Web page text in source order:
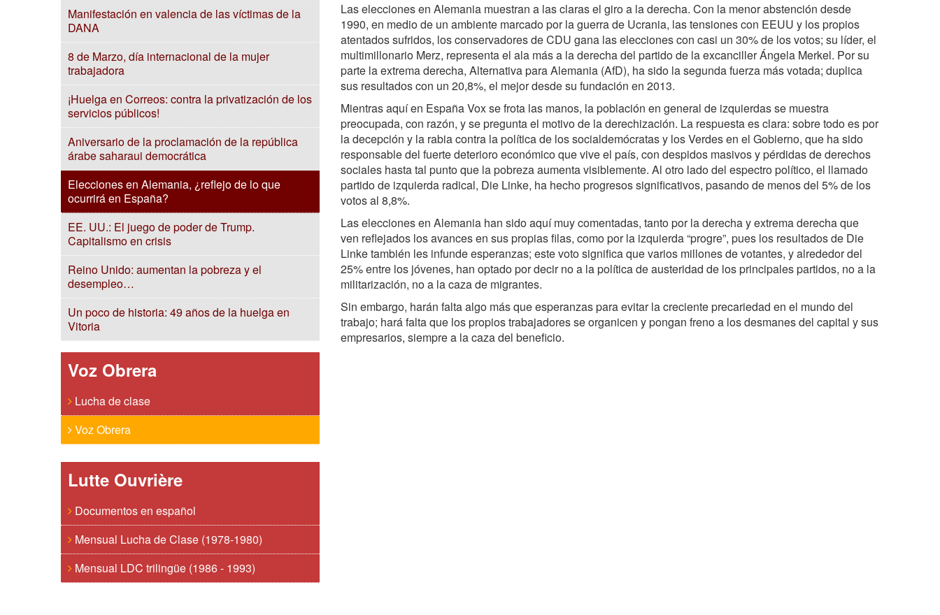
Manifestación en valencia de las víctimas de la
DANA
8 de Marzo, día internacional de la mujer
trabajadora
¡Huelga en Correos: contra la privatización de los
servicios públicos!
Aniversario de la proclamación de la república
árabe saharaui democrática
Elecciones en Alemania, ¿reflejo de lo que
ocurrirá en España?
EE. UU.: El juego de poder de Trump.
Capitalismo en crisis
Reino Unido: aumentan la pobreza y el
desempleo…
Un poco de historia: 49 años de la huelga en
Vitoria
Voz Obrera
Lucha de clase
Voz Obrera
Lutte Ouvrière
Documentos en español
Mensual Lucha de Clase (1978-1980)
Mensual LDC trilingüe (1986 - 1993)
Las elecciones en Alemania muestran a las claras el giro a la derecha. Con la menor abstención desde
1990, en medio de un ambiente marcado por la guerra de Ucrania, las tensiones con EEUU y los propios
atentados sufridos, los conservadores de CDU gana las elecciones con casi un 30% de los votos; su líder, el
multimillonario Merz, representa el ala más a la derecha del partido de la excanciller Ángela Merkel. Por su
parte la extrema derecha, Alternativa para Alemania (AfD), ha sido la segunda fuerza más votada; duplica
sus resultados con un 20,8%, el mejor desde su fundación en 2013.
Mientras aquí en España Vox se frota las manos, la población en general de izquierdas se muestra
preocupada, con razón, y se pregunta el motivo de la derechización. La respuesta es clara: sobre todo es por
la decepción y la rabia contra la política de los socialdemócratas y los Verdes en el Gobierno, que ha sido
responsable del fuerte deterioro económico que vive el país, con despidos masivos y pérdidas de derechos
sociales hasta tal punto que la pobreza aumenta visiblemente. Al otro lado del espectro político, el llamado
partido de izquierda radical, Die Linke, ha hecho progresos significativos, pasando de menos del 5% de los
votos al 8,8%.
Las elecciones en Alemania han sido aquí muy comentadas, tanto por la derecha y extrema derecha que
ven reflejados los avances en sus propias filas, como por la izquierda “progre”, pues los resultados de Die
Linke también les infunde esperanzas; este voto significa que varios millones de votantes, y alrededor del
25% entre los jóvenes, han optado por decir no a la política de austeridad de los principales partidos, no a la
militarización, no a la caza de migrantes.
Sin embargo, harán falta algo más que esperanzas para evitar la creciente precariedad en el mundo del
trabajo; hará falta que los propios trabajadores se organicen y pongan freno a los desmanes del capital y sus
empresarios, siempre a la caza del beneficio.